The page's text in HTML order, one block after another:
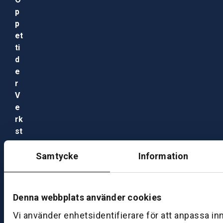
Samtycke Information
Denna webbplats använder cookies
Vi använder enhetsidentifierare för att anpassa
p
p
et
ti
d
e
r
V
e
rk
st
a
a
g